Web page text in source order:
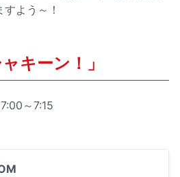
よう～！
キーン！」
～7:15